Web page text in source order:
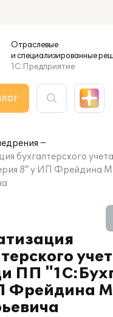
Отраслевые
и специализированные
1С:Предприятие
бухгалтерского
8" у ИП Фрейдина
ПП
Фрейдина